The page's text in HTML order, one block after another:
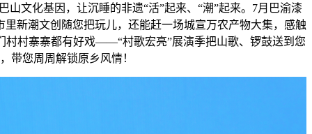
化基因，让沉睡的非遗“活”起来、“潮”起来。7月巴渝漆
新潮文创随您把玩儿，还能赶一场城宣万农产物大集，感触
村村寨寨都有好戏——“村歌宏亮”展演季把山歌、锣鼓送到您
带您周周解锁原乡风情！